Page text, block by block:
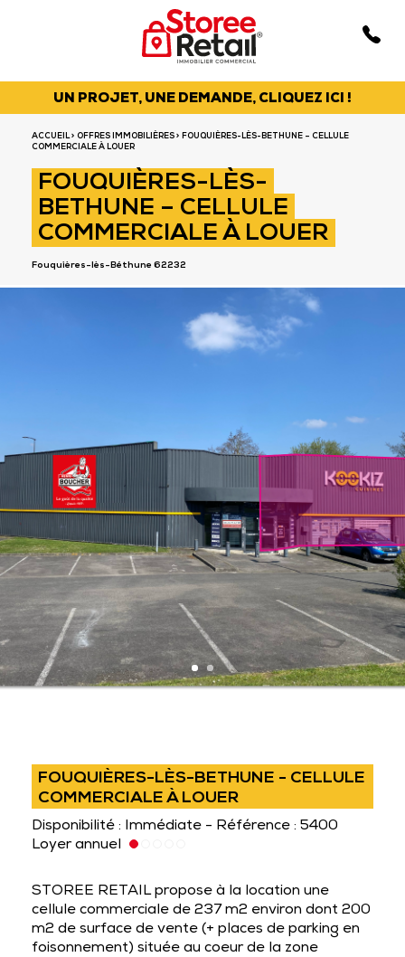
UN PROJET, UNE DEMANDE, CLIQUEZ ICI !
ACCUEIL> OFFRES IMMOBILIÈRES > FOUQUIÈRES-LÈS-BETHUNE – CELLULE
COMMERCIALE À LOUER
FOUQUIÈRES-LÈS-
BETHUNE – CELLULE
COMMERCIALE À LOUER
Fouquières-lès-Béthune 62232
FOUQUIÈRES-LÈS-BETHUNE - CELLULE
COMMERCIALE À LOUER
Disponibilité : Immédiate - Référence : 5400
Loyer annuel
STOREE RETAIL propose à la location une
cellule commerciale de 237 m2 environ dont 200
m2 de surface de vente (+ places de parking en
foisonnement) située au coeur de la zone